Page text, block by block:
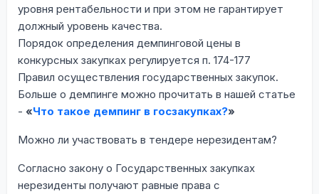
уровня рентабельности и при этом не гарантирует
должный уровень качества.
Порядок определения демпинговой цены в
конкурсных закупках регулируется п. 174-177
Правил осуществления государственных закупок.
Больше о демпинге можно прочитать в нашей статье
- «Что такое демпинг в госзакупках?»
Можно ли участвовать в тендере нерезидентам?
Согласно закону о Государственных закупках
нерезиденты получают равные права с